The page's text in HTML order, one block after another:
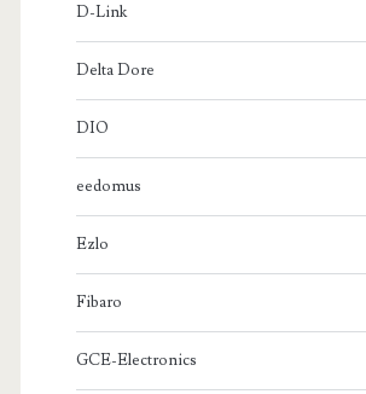
D-Link
Delta Dore
DIO
eedomus
Ezlo
Fibaro
GCE-Electronics